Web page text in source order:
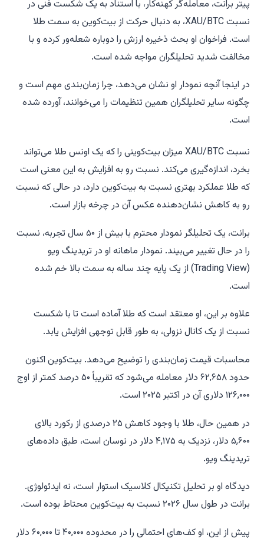
پیتر برانت، معامله‌گر کهنه‌کار، با استناد به یک شکست فنی در
نسبت XAU/BTC، به دنبال حرکت از بیت‌کوین به سمت طلا
است. فراخوان او بحث ذخیره ارزش را دوباره شعله‌ور کرده و با
مخالفت شدید تحلیلگران مواجه شده است.
در اینجا آنچه نمودار او نشان می‌دهد، چرا زمان‌بندی مهم است و
چگونه سایر تحلیلگران همین تنظیمات را می‌خوانند، آورده شده
است.
نسبت XAU/BTC میزان بیت‌کوینی را که یک اونس طلا می‌تواند
بخرد، اندازه‌گیری می‌کند. نسبت رو به افزایش به این معنی است
که طلا عملکرد بهتری نسبت به بیت‌کوین دارد، در حالی که نسبت
رو به کاهش نشان‌دهنده عکس آن در چرخه بازار است.
برانت، یک تحلیلگر نمودار محترم با بیش از ۵۰ سال تجربه، نسبت
را در حال تغییر می‌بیند. نمودار ماهانه او در تریدینگ ویو
(Trading View) از یک پایه چند ساله به سمت بالا خم شده
است.
علاوه بر این، او معتقد است که طلا آماده است تا با شکست
نسبت از یک کانال نزولی، به طور قابل توجهی افزایش یابد.
محاسبات قیمت زمان‌بندی را توضیح می‌دهد. بیت‌کوین اکنون
حدود ۶۲,۶۵۸ دلار معامله می‌شود که تقریباً ۵۰ درصد کمتر از اوج
۱۲۶,۰۰۰ دلاری آن در اکتبر ۲۰۲۵ است.
در همین حال، طلا با وجود کاهش ۲۵ درصدی از رکورد بالای
۵,۶۰۰ دلار، نزدیک به ۴,۱۷۵ دلار در نوسان است، طبق داده‌های
تریدینگ ویو.
دیدگاه او بر تحلیل تکنیکال کلاسیک استوار است، نه ایدئولوژی.
برانت در طول سال ۲۰۲۶ نسبت به بیت‌کوین محتاط بوده است.
پیش از این، او کف‌های احتمالی را در محدوده ۴۰,۰۰۰ تا ۶۰,۰۰۰ دلار